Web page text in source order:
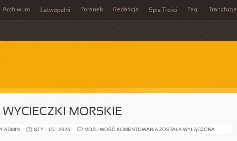
Archiwum Łatwopalni Poranek Redakcja Spis Treści Tagi Transfuzja
WYCIECZKI MORSKIE
ADMIN STY - 15 - 2026 MOŻLIWOŚĆ KOMENTOWANIA REJSY
ZOSTAŁA WYŁĄCZONA